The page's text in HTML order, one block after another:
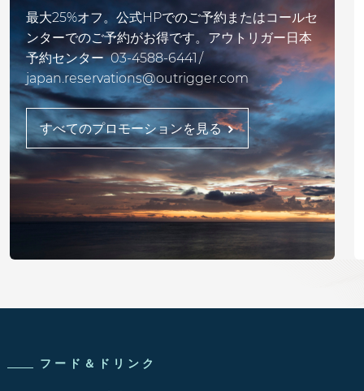
最大25%オフ。公式HPでのご予約またはコールセ
ンターでのご予約がお得です。アウトリガー日本
予約センター 03-4588-6441 /
japan.reservations@outrigger.com
すべてのプロモーションを見る
フード＆ドリンク